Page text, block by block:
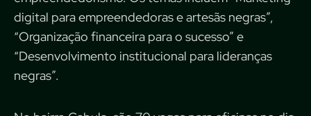
digital para empreendedoras e artesãs negras”,
“Organização financeira para o sucesso” e
“Desenvolvimento institucional para lideranças
negras”.